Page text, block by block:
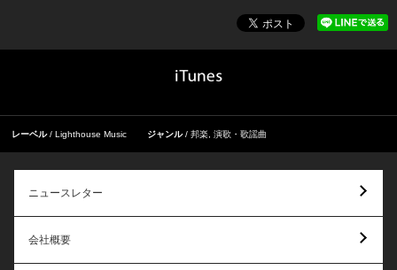
レーベル Lighthouse Music ジャンル 邦楽 演歌・歌謡曲
ニュースレター
会社概要